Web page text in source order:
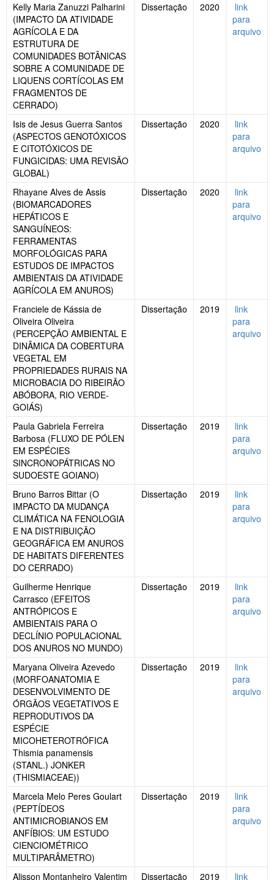
Kelly Maria Zanuzzi Palharini
(IMPACTO DA ATIVIDADE
AGRÍCOLA E DA
ESTRUTURA DE
COMUNIDADES BOTÂNICAS
SOBRE A COMUNIDADE DE
LIQUENS CORTÍCOLAS EM
FRAGMENTOS DE
CERRADO)
Dissertação 2020
link
para
arquivo
Isis de Jesus Guerra Santos
(ASPECTOS GENOTÓXICOS
E CITOTÓXICOS DE
FUNGICIDAS: UMA REVISÃO
GLOBAL)
Dissertação 2020
link
para
arquivo
Rhayane Alves de Assis
(BIOMARCADORES
HEPÁTICOS E
SANGUÍNEOS:
FERRAMENTAS
MORFOLÓGICAS PARA
ESTUDOS DE IMPACTOS
AMBIENTAIS DA ATIVIDADE
AGRÍCOLA EM ANUROS)
Dissertação 2020
link
para
arquivo
Franciele de Kássia de
Oliveira Oliveira
(PERCEPÇÃO AMBIENTAL E
DINÂMICA DA COBERTURA
VEGETAL EM
PROPRIEDADES RURAIS NA
MICROBACIA DO RIBEIRÃO
ABÓBORA, RIO VERDE-
GOIÁS)
Dissertação 2019
link
para
arquivo
Paula Gabriela Ferreira
Barbosa (FLUXO DE PÓLEN
EM ESPÉCIES
SINCRONOPÁTRICAS NO
SUDOESTE GOIANO)
Dissertação 2019
link
para
arquivo
Bruno Barros Bittar (O
IMPACTO DA MUDANÇA
CLIMÁTICA NA FENOLOGIA
E NA DISTRIBUIÇÃO
GEOGRÁFICA EM ANUROS
DE HABITATS DIFERENTES
DO CERRADO)
Dissertação 2019
link
para
arquivo
Guilherme Henrique
Carrasco (EFEITOS
ANTRÓPICOS E
AMBIENTAIS PARA O
DECLÍNIO POPULACIONAL
DOS ANUROS NO MUNDO)
Dissertação 2019
link
para
arquivo
Maryana Oliveira Azevedo
(MORFOANATOMIA E
DESENVOLVIMENTO DE
ÓRGÃOS VEGETATIVOS E
REPRODUTIVOS DA
ESPÉCIE
MICOHETEROTRÓFICA
Thismia panamensis
(STANL.) JONKER
(THISMIACEAE))
Dissertação 2019
link
para
arquivo
Marcela Melo Peres Goulart
(PEPTÍDEOS
ANTIMICROBIANOS EM
ANFÍBIOS: UM ESTUDO
CIENCIOMÉTRICO
MULTIPARÂMETRO)
Dissertação 2019
link
para
arquivo
Alisson Montanheiro Valentim Dissertação 2019 link